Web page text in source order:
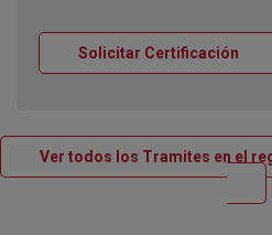
Solicitar Certificación
Ver todos los Tramites en el